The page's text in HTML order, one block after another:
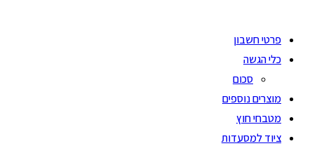
פרטי חשבון
כלי הגשה
סכום
מוצרים נוספים
מטבחי חוץ
ציוד למסעדות